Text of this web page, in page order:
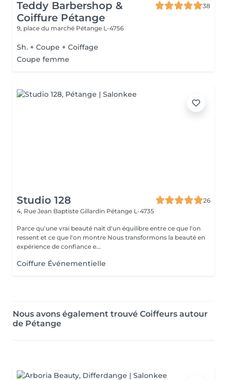
Teddy Barbershop &
Coiffure Pétange
38
9, place du marché Pétange L-4756
Sh. + Coupe + Coiffage
Coupe femme
Studio 128
26
4, Rue Jean Baptiste Gillardin Pétange L-4735
Parce qu'une vrai beauté nait d'un équilibre entre ce que l'on
ressent et ce que l'on montre Nous transformons la beauté en
expérience de confiance e...
Coiffure Événementielle
Nous avons également trouvé Coiffeurs autour
de Pétange